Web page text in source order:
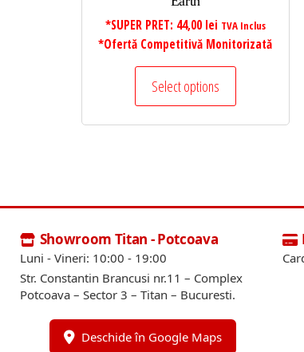
*SUPER PRET: 44,00 lei TVA Inclus
*Ofertă Competitivă Monitorizată
Select options
Showroom Titan - Potcoava
Luni - Vineri: 10:00 - 19:00
Str. Constantin Brancusi nr.11 – Complex
Potcoava – Sector 3 – Titan – Bucuresti.
Deschide în Google Maps